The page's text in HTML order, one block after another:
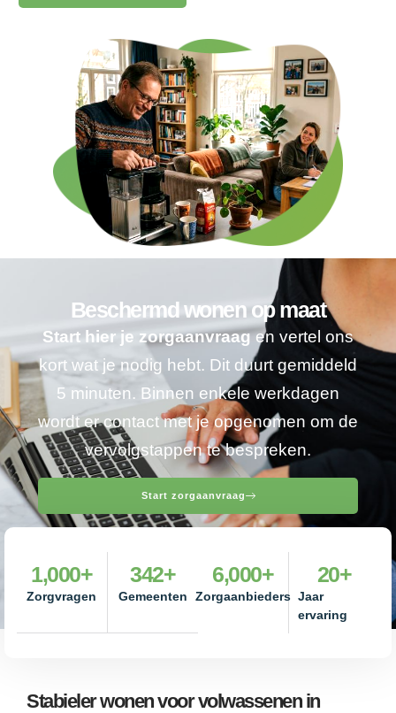
Beschermd wonen op maat
Start hier je zorgaanvraagen vertel ons
kort wat je nodig hebt. Dit duurt gemiddeld
5 minuten. Binnen enkele werkdagen
wordt er contact met je opgenomen om de
vervolgstappen te bespreken.
Start zorgaanvraag
Zorgvragen
1,000+
Gemeenten
342+
Zorgaanbieders
6,000+
Jaar
ervaring
20+
Stabieler wonen voor volwassenen in